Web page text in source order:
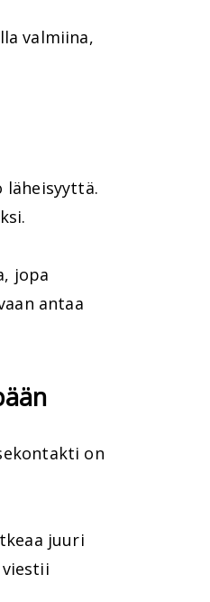
valmiina,
läheisyyttä.
jopa
antaa
on
juuri